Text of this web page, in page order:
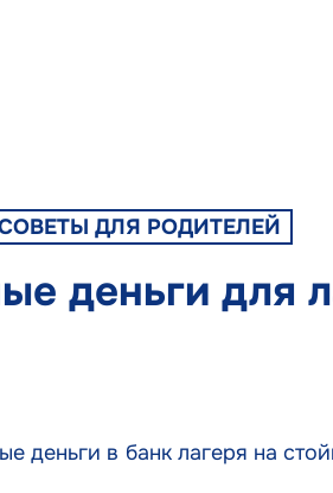
ДЛЯ РОДИТЕЛЕЙ
деньги для
деньги в банк лагеря на